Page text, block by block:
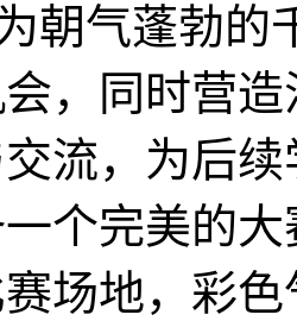
朝气蓬勃的
，同时营
流，为后
个完美的
场地，彩